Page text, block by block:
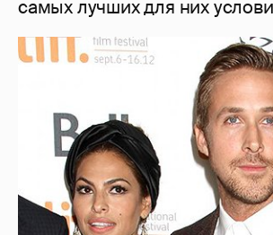
самых лучших для них